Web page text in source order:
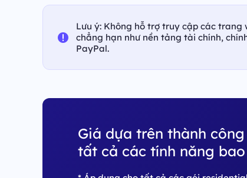
Lưu ý: Không hỗ trợ truy cập các trang
chẳng hạn như nền tảng tài chính,
PayPal.
Giá dựa trên thành
tất cả các tính năng